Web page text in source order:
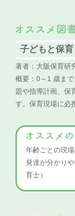
子どもと保育
著者：大阪保育研
概要：0～1 歳ま
題や指導計画、保
す。保育現場に必
年齢ごとの現
発達が分かり
育士）